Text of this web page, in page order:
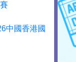
中國香港國